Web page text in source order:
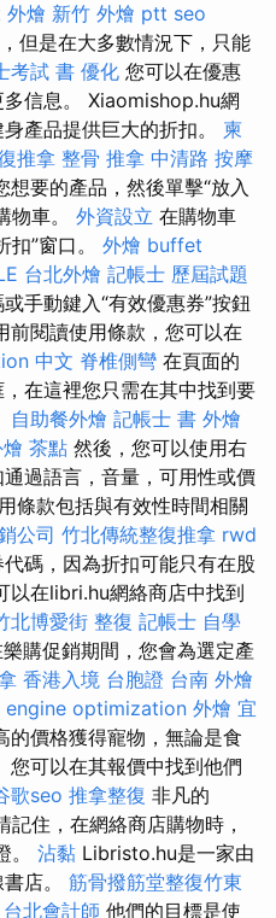
燴 新竹 外燴 ptt seo
但是在大多數情況下，只能
考試 書 優化 您可以在優惠
信息。 Xiaomishop.hu網
產品提供巨大的折扣。 柬
推拿 整骨 推拿 中清路 按摩
想要的產品，然後單擊“放入
物車。 外資設立 在購物車
扣”窗口。 外燴 buffet
台北外燴 記帳士 歷屆試題
手動鍵入“有效優惠券”按鈕
前閱讀使用條款，您可以在
中文 脊椎側彎 在頁面的
在這裡您只需在其中找到要
自助餐外燴 記帳士 書 外燴
茶點 然後，您可以使用右
過語言，音量，可用性或價
條款包括與有效性時間相關
公司 竹北傳統整復推拿 rwd
碼，因為折扣可能只有在股
以在libri.hu網絡商店中找到
北博愛街 整復 記帳士 自學
購促銷期間，您會為選定產
香港入境 台胞證 台南 外燴
engine optimization 外燴 宜
的價格獲得寵物，無論是食
您可以在其報價中找到他們
歌seo 推拿整復 非凡的
住，在網絡商店購物時，
。 沾黏 Libristo.hu是一家由
店。 筋骨撥筋堂整復竹東
台北會計師 他們的目標是使